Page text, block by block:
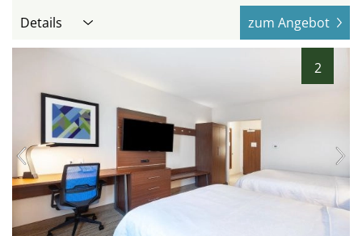
Details zum Angebot
2